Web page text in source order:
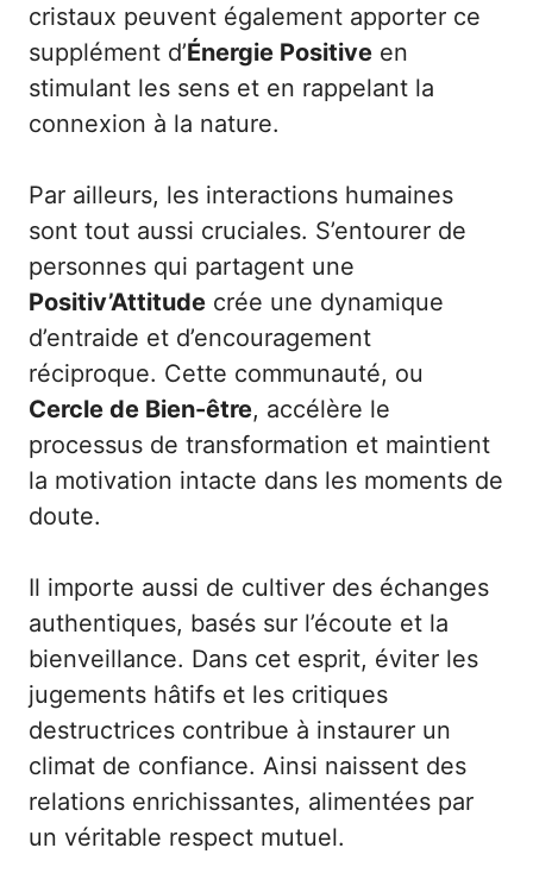
cristaux peuvent également apporter ce
supplément d’Énergie Positive en
stimulant les sens et en rappelant la
connexion à la nature.
Par ailleurs, les interactions humaines
sont tout aussi cruciales. S’entourer de
personnes qui partagent une
Positiv’Attitude crée une dynamique
d’entraide et d’encouragement
réciproque. Cette communauté, ou
Cercle de Bien-être, accélère le
processus de transformation et maintient
la motivation intacte dans les moments de
doute.
Il importe aussi de cultiver des échanges
authentiques, basés sur l’écoute et la
bienveillance. Dans cet esprit, éviter les
jugements hâtifs et les critiques
destructrices contribue à instaurer un
climat de confiance. Ainsi naissent des
relations enrichissantes, alimentées par
un véritable respect mutuel.